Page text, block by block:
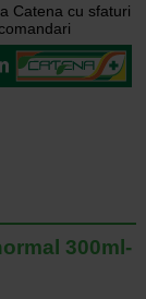
Catena cu sfaturi
300ml-